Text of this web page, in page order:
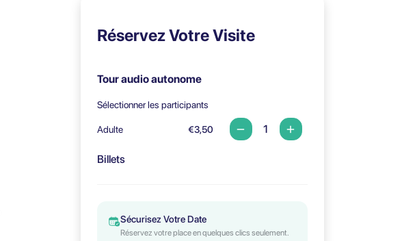
Réservez Votre Visite
Tour audio autonome
Sélectionner les participants
Adulte €3,50
Billets
Sécurisez Votre Date
Réservez votre place en quelques clics seulement.